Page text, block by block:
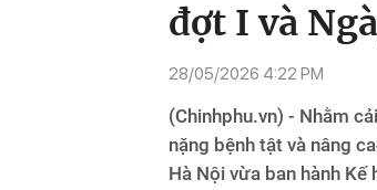
đợt I và
28/05/2026 4:22 PM
(Chinhphu.vn) - Nhằm
nặng bệnh tật và nâng
Hà Nội vừa ban hành